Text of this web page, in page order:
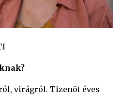
virágról. Tizenöt éves